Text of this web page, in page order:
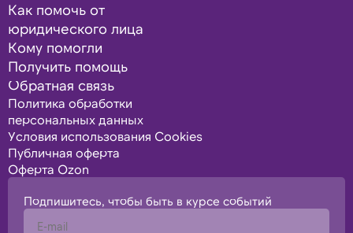
Как помочь от
юридического лица
Кому помогли
Получить помощь
Обратная связь
Политика обработки
персональных данных
Условия использования Cookies
Публичная оферта
Оферта Ozon
Подпишитесь, чтобы быть в курсе событий